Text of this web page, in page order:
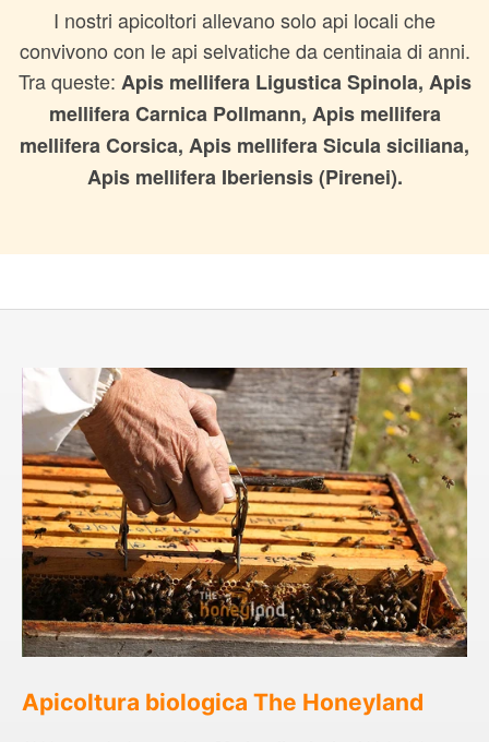
I nostri apicoltori allevano solo api locali che
convivono con le api selvatiche da centinaia di anni.
Tra queste: Apis mellifera Ligustica Spinola, Apis
mellifera Carnica Pollmann, Apis mellifera
mellifera Corsica, Apis mellifera Sicula siciliana,
Apis mellifera Iberiensis (Pirenei).
Apicoltura biologica The Honeyland